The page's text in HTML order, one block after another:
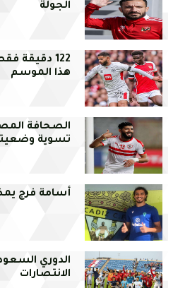
الجولة
122 دقيقة
هذا الموسم
الصحافة
تسوية وضعيته
أسامة فرج
الدوري
الانتصارات